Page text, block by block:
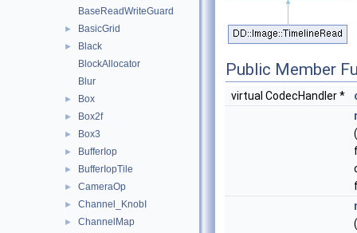
BaseReadWriteGuard
► BasicGrid
►
Black
BlockAllocator
Blur
► Box
► Box2f
► Box3
► BufferIop
► BufferIopTile
► CameraOp
► Channel_KnobI
► ChannelMap
Public Member
virtual CodecHandler *